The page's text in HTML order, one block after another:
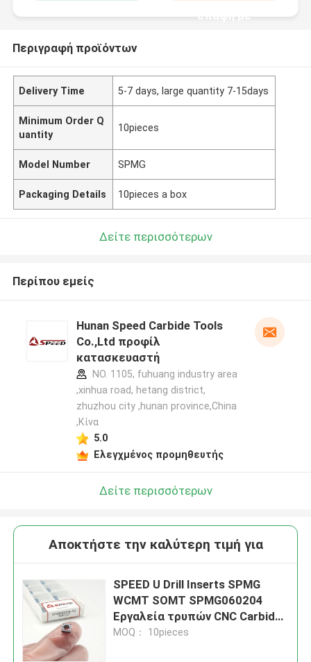
επαφή με
Περιγραφή προϊόντων
Delivery Time 5-7 days, large quantity 7-15days
Minimum Order Q
uantity
10pieces
Model Number SPMG
Packaging Details 10pieces a box
Δείτε περισσότερων
Περίπου εμείς
Hunan Speed Carbide Tools
Co.,Ltd προφίλ
κατασκευαστή
NO. 1105, fuhuang industry area
,xinhua road, hetang district,
zhuzhou city ,hunan province,China
,Κίνα
5.0
Ελεγχμένος προμηθευτής
Δείτε περισσότερων
Αποκτήστε την καλύτερη τιμή για
SPEED U Drill Inserts SPMG
WCMT SOMT SPMG060204
Εργαλεία τρυπών CNC Carbide
U
MOQ： 10pieces